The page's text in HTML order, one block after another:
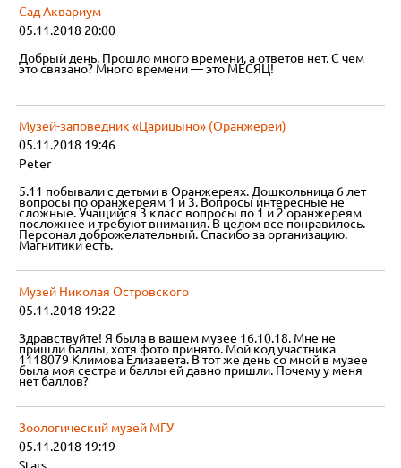
Сад Аквариум
05.11.2018 20:00
Добрый день. Прошло много времени, а ответов нет. С чем
это связано? Много времени — это МЕСЯЦ!
Музей-заповедник «Царицыно» (Оранжереи)
05.11.2018 19:46
Peter
5.11 побывали с детьми в Оранжереях. Дошкольница 6 лет
вопросы по оранжереям 1 и 3. Вопросы интересные не
сложные. Учащийся 3 класс вопросы по 1 и 2 оранжереям
посложнее и требуют внимания. В целом все понравилось.
Персонал доброжелательный. Спасибо за организацию.
Магнитики есть.
Музей Николая Островского
05.11.2018 19:22
Здравствуйте! Я была в вашем музее 16.10.18. Мне не
пришли баллы, хотя фото принято. Мой код участника
1118079 Климова Елизавета. В тот же день со мной в музее
была моя сестра и баллы ей давно пришли. Почему у меня
нет баллов?
Зоологический музей МГУ
05.11.2018 19:19